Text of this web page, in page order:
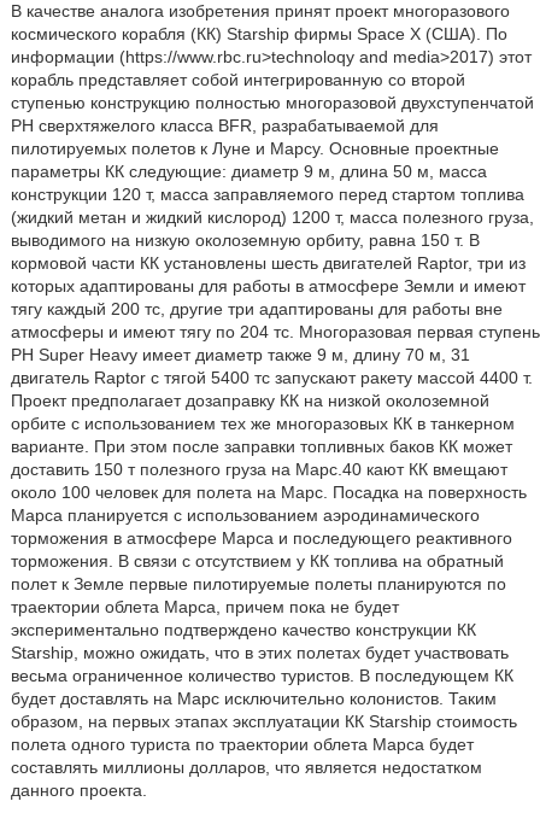
В качестве аналога изобретения принят проект многоразового
космического корабля (КК) Starship фирмы Space X (США). По
информации (https://www.rbc.ru>technoloqy and media>2017) этот
корабль представляет собой интегрированную со второй
ступенью конструкцию полностью многоразовой двухступенчатой
РН сверхтяжелого класса BFR, разрабатываемой для
пилотируемых полетов к Луне и Марсу. Основные проектные
параметры КК следующие: диаметр 9 м, длина 50 м, масса
конструкции 120 т, масса заправляемого перед стартом топлива
(жидкий метан и жидкий кислород) 1200 т, масса полезного груза,
выводимого на низкую околоземную орбиту, равна 150 т. В
кормовой части КК установлены шесть двигателей Raptor, три из
которых адаптированы для работы в атмосфере Земли и имеют
тягу каждый 200 тс, другие три адаптированы для работы вне
атмосферы и имеют тягу по 204 тс. Многоразовая первая ступень
РН Super Heavy имеет диаметр также 9 м, длину 70 м, 31
двигатель Raptor с тягой 5400 тс запускают ракету массой 4400 т.
Проект предполагает дозаправку КК на низкой околоземной
орбите с использованием тех же многоразовых КК в танкерном
варианте. При этом после заправки топливных баков КК может
доставить 150 т полезного груза на Марс.40 кают КК вмещают
около 100 человек для полета на Марс. Посадка на поверхность
Марса планируется с использованием аэродинамического
торможения в атмосфере Марса и последующего реактивного
торможения. В связи с отсутствием у КК топлива на обратный
полет к Земле первые пилотируемые полеты планируются по
траектории облета Марса, причем пока не будет
экспериментально подтверждено качество конструкции КК
Starship, можно ожидать, что в этих полетах будет участвовать
весьма ограниченное количество туристов. В последующем КК
будет доставлять на Марс исключительно колонистов. Таким
образом, на первых этапах эксплуатации КК Starship стоимость
полета одного туриста по траектории облета Марса будет
составлять миллионы долларов, что является недостатком
данного проекта.